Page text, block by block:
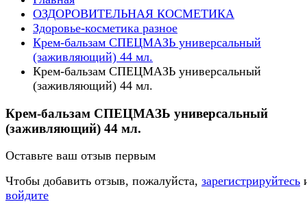
ОЗДОРОВИТЕЛЬНАЯ КОСМЕТИКА
Здоровье-косметика разное
Крем-бальзам СПЕЦМАЗЬ универсальный
(заживляющий) 44 мл.
Крем-бальзам СПЕЦМАЗЬ универсальный
(заживляющий) 44 мл.
Крем-бальзам СПЕЦМАЗЬ универсальный
(заживляющий) 44 мл.
Оставьте ваш отзыв первым
Чтобы добавить отзыв, пожалуйста, зарегистрируйтесь
войдите